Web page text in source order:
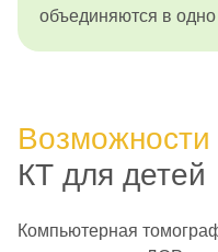
объединяются в
Возможности
КТ для детей
Компьютерная